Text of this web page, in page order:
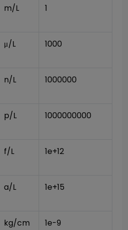
m/L 1
μ/L 1000
n/L 1000000
p/L 1000000000
f/L 1e+12
a/L 1e+15
kg/cm
1e-9